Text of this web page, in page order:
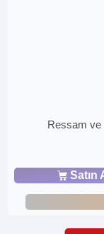
Ressam ve
Satın